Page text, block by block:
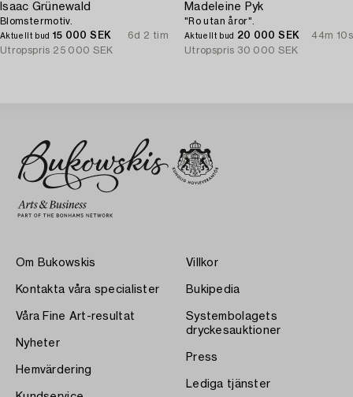
Isaac Grünewald
Blomstermotiv.
Aktuellt bud 15 000 SEK
6d 2 tim
Utropspris 25 000 SEK
Madeleine Pyk
"Ro utan åror".
Aktuellt bud 20 000 SEK
44m 10s
Utropspris 30 000 SEK
Om Bukowskis
Kontakta våra specialister
Våra Fine Art-resultat
Nyheter
Hemvärdering
Villkor
Bukipedia
Systembolagets
dryckesauktioner
Press
Lediga tjänster